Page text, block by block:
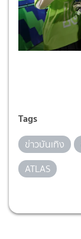
Tags
ข่าวบันเทิง
ATLAS